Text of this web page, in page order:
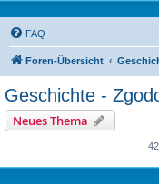
FAQ
Foren-Übersicht
Geschichte -
Neues Thema